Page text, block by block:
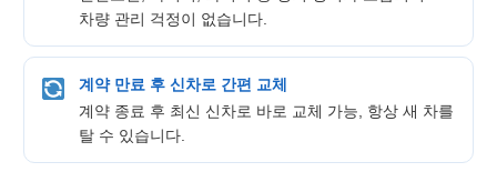
차량 관리 걱정이 없습니다.
계약 만료 후 신차로 간편 교체
계약 종료 후 최신 신차로 바로 교체 가능, 항상 새 차를
탈 수 있습니다.